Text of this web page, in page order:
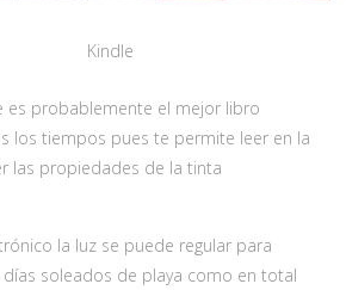
Kindle
es probablemente el mejor libro
los tiempos pues te permite leer en la
las propiedades de la tinta
la luz se puede regular para
soleados de playa como en total